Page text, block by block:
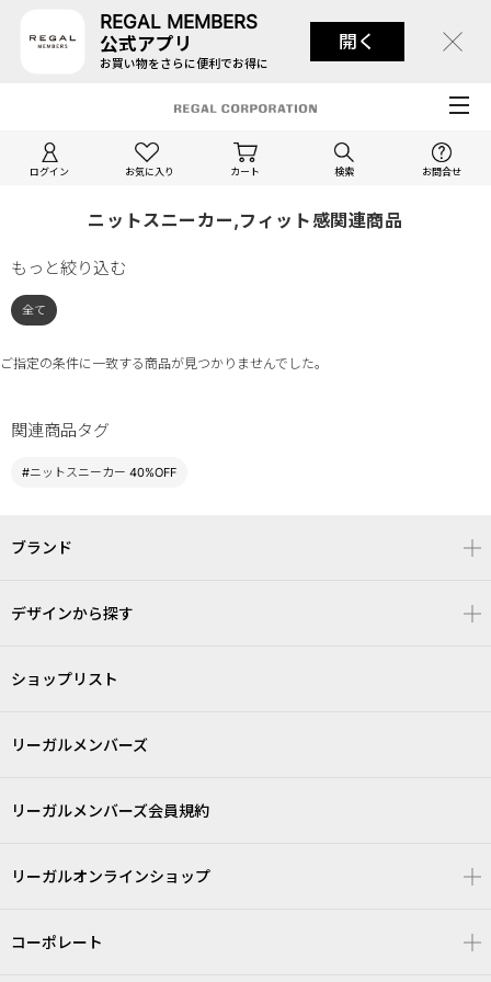
REGAL MEMBERS
公式アプリ
お買い物をさらに便利でお得に
開く
ログイン お気に入り カート 検索 お問合せ
ニットスニーカー,フィット感関連商品
もっと絞り込む
全て
ご指定の条件に一致する商品が見つかりませんでした。
関連商品タグ
#ニットスニーカー 40%OFF
ブランド
デザインから探す
ショップリスト
リーガルメンバーズ
リーガルメンバーズ会員規約
リーガルオンラインショップ
コーポレート